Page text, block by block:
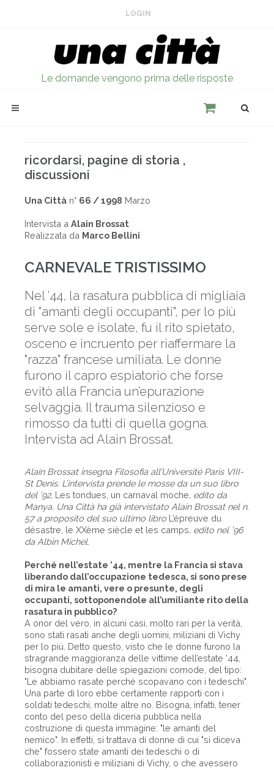
LOGIN
Le domande vengono prima delle risposte
ricordarsi, pagine di storia ,
discussioni
Una Città n° 66 / 1998 Marzo
Intervista a Alain Brossat
Realizzata da Marco Bellini
CARNEVALE TRISTISSIMO
Nel ’44, la rasatura pubblica di migliaia
di "amanti degli occupanti", per lo più
serve sole e isolate, fu il rito spietato,
osceno e incruento per riaffermare la
"razza" francese umiliata. Le donne
furono il capro espiatorio che forse
evitò alla Francia un’epurazione
selvaggia. Il trauma silenzioso e
rimosso da tutti di quella gogna.
Intervista ad Alain Brossat.
Alain Brossat insegna Filosofia all’Université Paris VIII-
St Denis. L’intervista prende le mosse da un suo libro
del ’92, Les tondues, un carnaval moche, edito da
Manya. Una Città ha già intervistato Alain Brossat nel n.
57 a proposito del suo ultimo libro L’épreuve du
désastre, le XXème siècle et les camps, edito nel ’96
da Albin Michel.
Perché nell’estate ’44, mentre la Francia si stava
liberando dall’occupazione tedesca, si sono prese
di mira le amanti, vere o presunte, degli
occupanti, sottoponendole all’umiliante rito della
rasatura in pubblico?
A onor del vero, in alcuni casi, molto rari per la verità,
sono stati rasati anche degli uomini, miliziani di Vichy
per lo più. Detto questo, visto che le donne furono la
stragrande maggioranza delle vittime dell’estate ’44,
bisogna dubitare delle spiegazioni comode, del tipo:
"Le abbiamo rasate perché scopavano con i tedeschi".
Una parte di loro ebbe certamente rapporti con i
soldati tedeschi, molte altre no. Bisogna, infatti, tener
conto del peso della diceria pubblica nella
costruzione di questa immagine: "le amanti del
nemico". In effetti, si trattava di donne di cui "si diceva
che" fossero state amanti dei tedeschi o di
collaborazionisti e miliziani di Vichy, o che avessero